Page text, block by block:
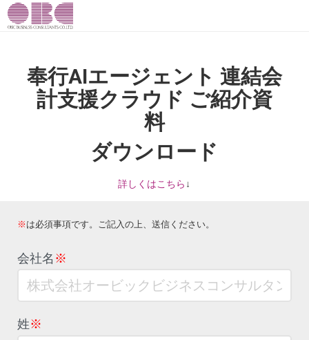
奉行AIエージェント 連結会
計支援クラウド ご紹介資
料
ダウンロード
詳しくはこちら ↓
※ は必須事項です。ご記入の上、送信ください。
会社名 ※
姓※